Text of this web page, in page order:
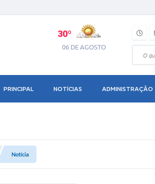
30º
06 DE AGOSTO
PRINCIPAL NOTÍCIAS ADMINISTRAÇÃO
Notícia